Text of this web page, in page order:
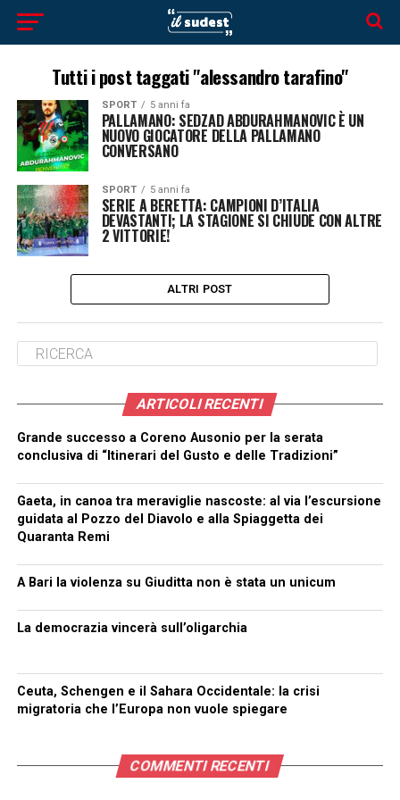
Tutti i post taggati "alessandro tarafino"
SPORT 5 anni fa
PALLAMANO: SEDZAD ABDURAHMANOVIC È UN
NUOVO GIOCATORE DELLA PALLAMANO
CONVERSANO
SPORT 5 anni fa
SERIE A BERETTA: CAMPIONI D’ITALIA
DEVASTANTI; LA STAGIONE SI CHIUDE CON ALTRE
2 VITTORIE!
ALTRI POST
ARTICOLI RECENTI
Grande successo a Coreno Ausonio per la serata
conclusiva di “Itinerari del Gusto e delle Tradizioni”
Gaeta, in canoa tra meraviglie nascoste: al via l’escursione
guidata al Pozzo del Diavolo e alla Spiaggetta dei
Quaranta Remi
A Bari la violenza su Giuditta non è stata un unicum
La democrazia vincerà sull’oligarchia
Ceuta, Schengen e il Sahara Occidentale: la crisi
migratoria che l’Europa non vuole spiegare
COMMENTI RECENTI